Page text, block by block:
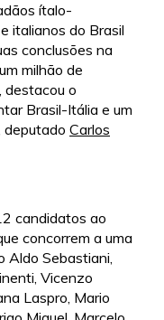
ítalo-
italianos do Brasil
conclusões na
milhão de
destacou o
Brasil-Itália e um
deputado Carlos
candidatos ao
concorrem a uma
Aldo Sebastiani,
Vicenzo
Laspro, Mario